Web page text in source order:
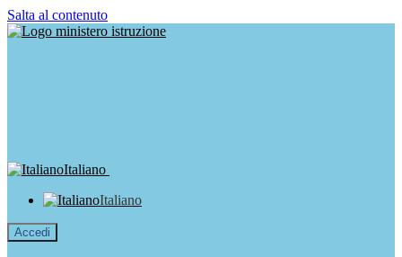
Salta al contenuto
Italiano
Italiano
Accedi